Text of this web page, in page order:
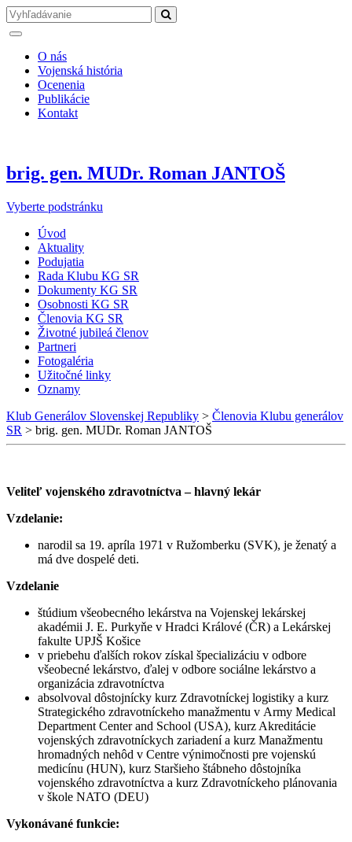
O nás
Vojenská história
Ocenenia
Publikácie
Kontakt
brig. gen. MUDr. Roman JANTOŠ
Vyberte podstránku
Úvod
Aktuality
Podujatia
Rada Klubu KG SR
Dokumenty KG SR
Osobnosti KG SR
Členovia KG SR
Životné jubileá členov
Partneri
Fotogaléria
Užitočné linky
Oznamy
Klub Generálov Slovenskej Republiky > Členovia Klubu generálov
SR > brig. gen. MUDr. Roman JANTOŠ
Veliteľ vojenského zdravotníctva – hlavný lekár
Vzdelanie:
narodil sa 19. apríla 1971 v Ružomberku (SVK), je ženatý a
má dve dospelé deti.
Vzdelanie
štúdium všeobecného lekárstva na Vojenskej lekárskej
akadémii J. E. Purkyňe v Hradci Králové (ČR) a Lekárskej
fakulte UPJŠ Košice
v priebehu ďalších rokov získal špecializáciu v odbore
všeobecné lekárstvo, ďalej v odbore sociálne lekárstvo a
organizácia zdravotníctva
absolvoval dôstojnícky kurz Zdravotníckej logistiky a kurz
Strategického zdravotníckeho manažmentu v Army Medical
Department Center and School (USA), kurz Akreditácie
vojenských zdravotníckych zariadení a kurz Manažmentu
hromadných nehôd v Centre výnimočnosti pre vojenskú
medicínu (HUN), kurz Staršieho štábneho dôstojníka
vojenského zdravotníctva a kurz Zdravotníckeho plánovania
v škole NATO (DEU)
Vykonávané funkcie: